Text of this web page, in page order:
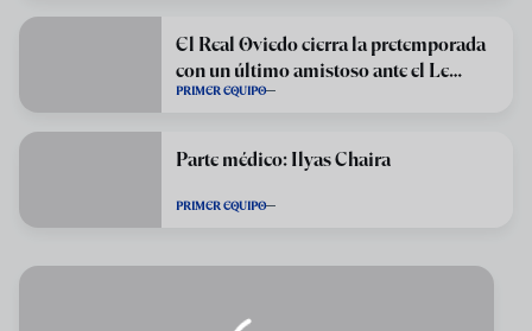
El Real Oviedo cierra la pretemporada
con un último amistoso ante el Le
Havre
PRIMER EQUIPO
Parte médico: Ilyas Chaira
PRIMER EQUIPO